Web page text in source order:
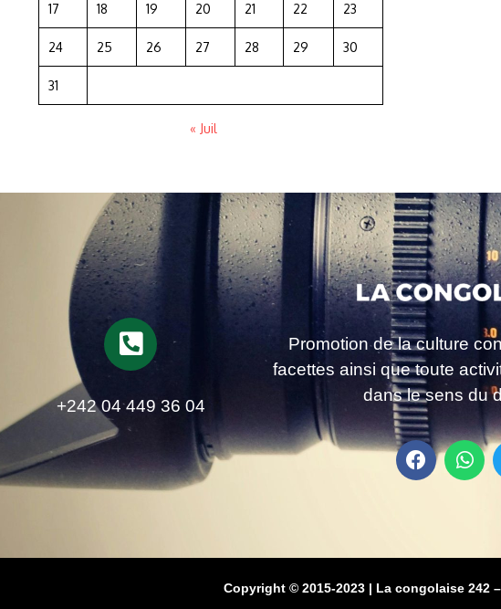
17 18 19 20 21 22 23
24 25 26 27 28 29 30
31
« Juil
+242 04 449 36 04
Promotion de la culture
facettes ainsi que toute
dans le sens du
Copyright © 2015-2023 | La congolaise 242